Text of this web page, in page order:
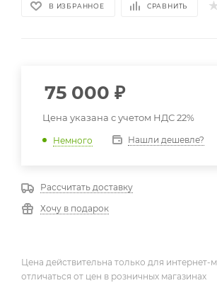
В ИЗБРАННОЕ СРАВНИТЬ
75 000 ₽
Цена указана с учетом НДС 22%
Немного Нашли дешевле?
Рассчитать доставку
Хочу в подарок
Цена действительна только для интернет-
отличаться от цен в розничных магазинах